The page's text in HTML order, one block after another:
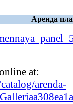
Аренда
at:
arenda-